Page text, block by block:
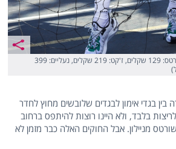
טופ: 129 שקלים, בייקר-שורטס: 129 שקלים, ז'קט: 219 שקלים, נעליים: 399
בגדי אימון לבגדים שלובשים מחוץ לחדר
בלבד, ולא היינו רוצות להיתפס ברחוב
מניילון. אבל החוקים האלה כבר מזמן לא